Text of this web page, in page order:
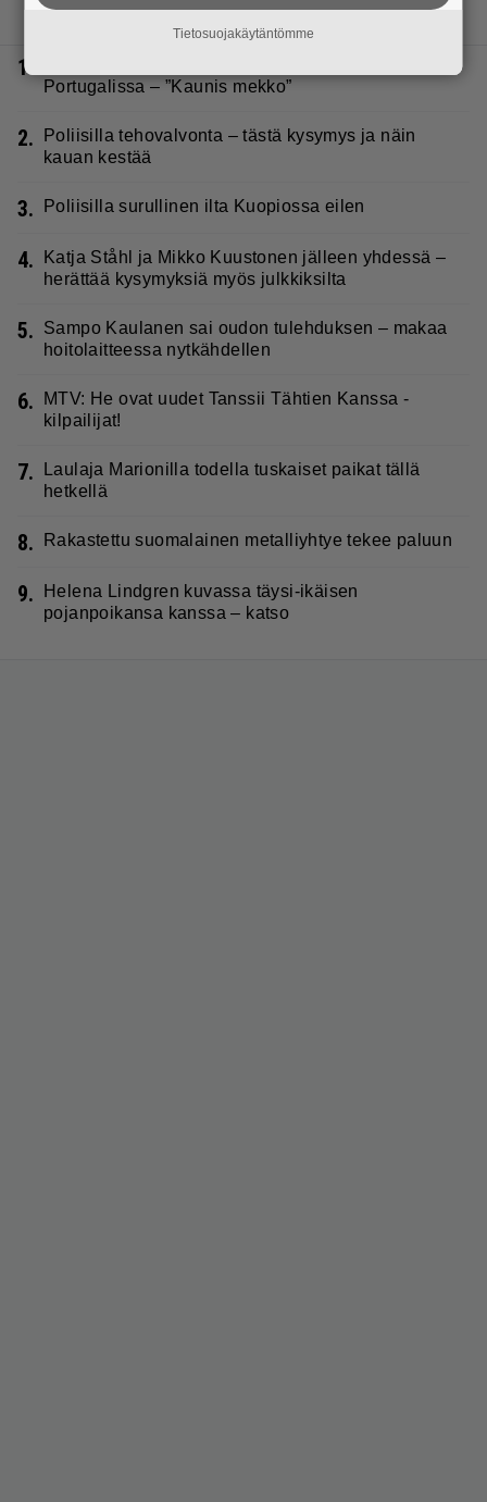
LUETUIMMAT JUTUT
1.
Portugalissa – ”Kaunis mekko”
2.
Poliisilla tehovalvonta – tästä kysymys ja näin
kauan kestää
3. Poliisilla surullinen ilta Kuopiossa eilen
4.
Katja Ståhl ja Mikko Kuustonen jälleen yhdessä –
herättää kysymyksiä myös julkkiksilta
5.
Sampo Kaulanen sai oudon tulehduksen – makaa
hoitolaitteessa nytkähdellen
6.
MTV: He ovat uudet Tanssii Tähtien Kanssa -
kilpailijat!
7.
Laulaja Marionilla todella tuskaiset paikat tällä
hetkellä
8. Rakastettu suomalainen metalliyhtye tekee paluun
9.
Helena Lindgren kuvassa täysi-ikäisen
pojanpoikansa kanssa – katso
Tietosuojakäytäntömme